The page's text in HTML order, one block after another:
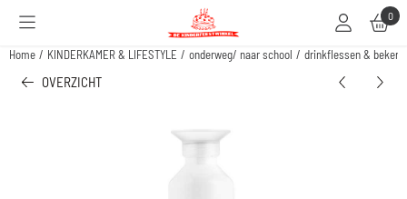
Cookievoorkeuren zijn beschikbaar. Kies instellingen of sta alle cookies toe.0
Home / KINDERKAMER & LIFESTYLE / onderweg/ naar school / drinkflessen & bekers
OVERZICHT